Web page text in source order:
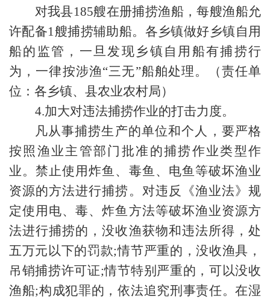
对我县185艘在册捕捞渔船，每艘渔船允
许配备1艘捕捞辅助船。各乡镇做好乡镇自用
船的监管，一旦发现乡镇自用船有捕捞行
为，一律按涉渔“三无”船舶处理。（责任单
位：各乡镇、县农业农村局）
4.加大对违法捕捞作业的打击力度。
凡从事捕捞生产的单位和个人，要严格
按照渔业主管部门批准的捕捞作业类型作
业。禁止使用炸鱼、毒鱼、电鱼等破坏渔业
资源的方法进行捕捞。对违反《渔业法》规
定使用电、毒、炸鱼方法等破坏渔业资源方
法进行捕捞的，没收渔获物和违法所得，处
五万元以下的罚款;情节严重的，没收渔具，
吊销捕捞许可证;情节特别严重的，可以没收
渔船;构成犯罪的，依法追究刑事责任。在湿